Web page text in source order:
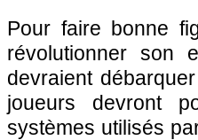
Pour faire bonne
révolutionner son
devraient
joueurs devront
systèmes utilisés